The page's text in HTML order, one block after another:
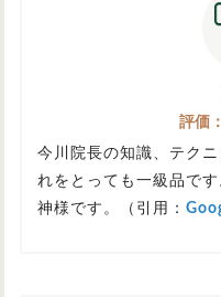
評
今川院長の知識、テク
れをとっても一級品で
神様です。（引用：